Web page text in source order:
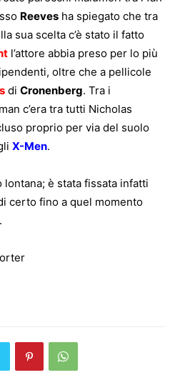
Reeves ha spiegato che tra
sua scelta c’è stato il fatto
l’attore abbia preso per lo più
oltre che a pellicole
di Cronenberg. Tra i
c’era tra tutti Nicholas
proprio per via del suolo
X-Men.
è stata fissata infatti
certo fino a quel momento